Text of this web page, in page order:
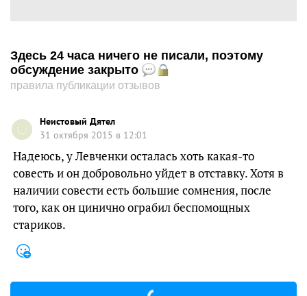
Здесь 24 часа ничего не писали, поэтому
обсуждение закрыто
правила публикации отзывов
Неистовый Дятел
31 октября 2015 в 12:01
Надеюсь, у Левченки осталась хоть какая-то
совесть и он добровольно уйдет в отставку. Хотя в
наличии совести есть большие сомнения, после
того, как он цинично ограбил беспомощных
стариков.